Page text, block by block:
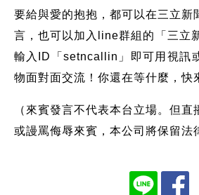
要給與愛的抱抱，都可以在三立新
言，也可以加入line群組的「三立
輸入ID「setncallin」即可用視訊
物面對面交流！你還在等什麼，快
（來賓發言不代表本台立場。但
或謾罵侮辱來賓，本公司將保留法